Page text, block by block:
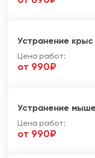
Устранение крыс
Цена работ:
от 990₽
Устранение
Цена работ:
от 990₽